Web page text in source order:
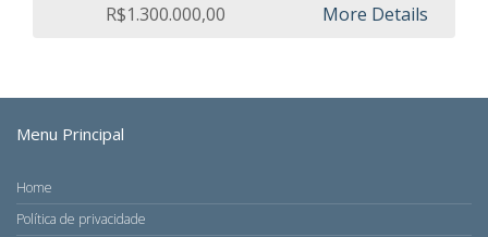
R$1.300.000,00 More Details
Menu Principal
Home
Política de privacidade